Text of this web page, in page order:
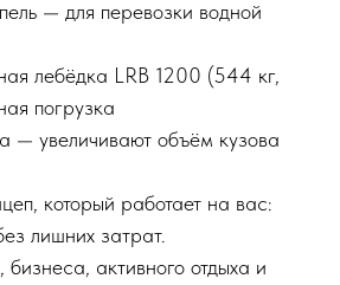
— для перевозки водной
лебёдка LRB 1200 (544 кг,
погрузка
— увеличивают объём кузова
который работает на вас:
лишних затрат.
активного отдыха и